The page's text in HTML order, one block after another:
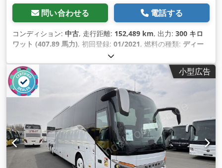
問い合わせる 電話する
コンディション: 中古, 走行距離: 152,489 km, 出力: 300 キロ
ワット (407.89 馬力), 初回登録: 01/2021, 燃料の種類: ディー
機械式
の他, ブレーキ:リターダ, 製造年:2021, 装備:ABS（アンチロ
ック・ブレーキ・システム）, エアコン, クルーズコントロール,
小型広告